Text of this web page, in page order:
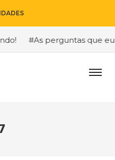
#As perguntas que eu